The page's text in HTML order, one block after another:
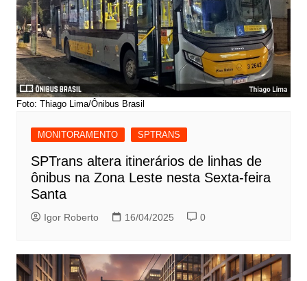
Foto: Thiago Lima/Ônibus Brasil
MONITORAMENTO SPTRANS
SPTrans altera itinerários de linhas de
ônibus na Zona Leste nesta Sexta-feira
Santa
Igor Roberto 16/04/2025 0